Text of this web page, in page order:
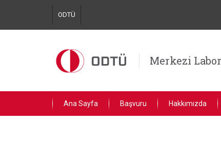
main
ODTÜ
Merkezi
Ana Sayfa Başvuru Hakkımızda